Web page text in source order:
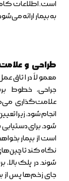
است. اطلاعات کامل
به بیمار ارائه
طراحی و
معمولاً در اتاق
جراحی، خطوط
علامت‌گذاری
انجام شود، زیرا
شود، برای
است از بیمار
نگاه کند تا
شوند. در پلک
جای زخم‌ها پس از